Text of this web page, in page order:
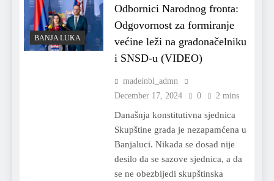
BANJA LUKA
Odbornici Narodnog fronta:
Odgovornost za formiranje
većine leži na gradonačelniku
i SNSD-u (VIDEO)
madeinbl_admn
December 17, 2024
0 2 mins
Današnja konstitutivna sjednica
Skupštine grada je nezapamćena u
Banjaluci. Nikada se dosad nije
desilo da se sazove sjednica, a da
se ne obezbijedi skupštinska